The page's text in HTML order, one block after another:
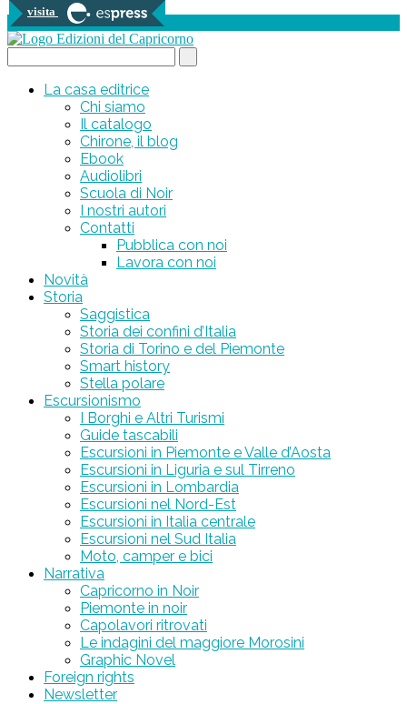
visita
0 prodotti
La casa editrice
Chi siamo
Il catalogo
Chirone, il blog
Ebook
Audiolibri
Scuola di Noir
I nostri autori
Contatti
Pubblica con noi
Lavora con noi
Novità
Storia
Saggistica
Storia dei confini d’Italia
Storia di Torino e del Piemonte
Smart history
Stella polare
Escursionismo
I Borghi e Altri Turismi
Guide tascabili
Escursioni in Piemonte e Valle d’Aosta
Escursioni in Liguria e sul Tirreno
Escursioni in Lombardia
Escursioni nel Nord-Est
Escursioni in Italia centrale
Escursioni nel Sud Italia
Moto, camper e bici
Narrativa
Capricorno in Noir
Piemonte in noir
Capolavori ritrovati
Le indagini del maggiore Morosini
Graphic Novel
Foreign rights
Newsletter